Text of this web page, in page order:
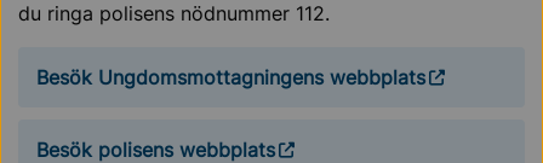
du ringa polisens nödnummer 112.
Besök Ungdomsmottagningens webbplats
Besök polisens webbplats